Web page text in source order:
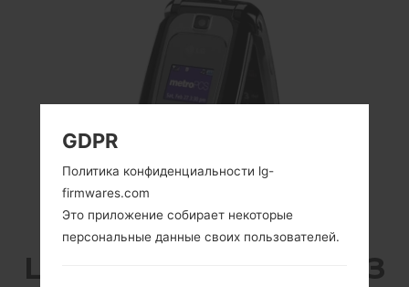
LG MT310 (LGMT310) ИЗ
GDPR
Политика конфиденциальности lg-
firmwares.com
Это приложение собирает некоторые
персональные данные своих пользователей.